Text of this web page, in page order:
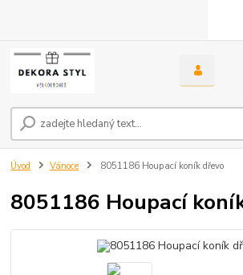
Úvod Vánoce 8051186 Houpací koník dřevo
8051186 Houpací